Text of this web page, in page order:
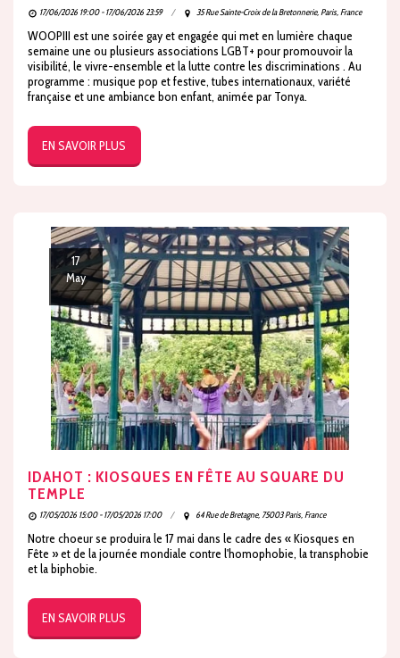
17/06/2026 19:00 - 17/06/2026 23:59 35 Rue Sainte-Croix de la Bretonnerie, Paris, France
WOOPIII est une soirée gay et engagée qui met en lumière chaque
semaine une ou plusieurs associations LGBT+ pour promouvoir la
visibilité, le vivre-ensemble et la lutte contre les discriminations . Au
programme : musique pop et festive, tubes internationaux, variété
française et une ambiance bon enfant, animée par Tonya.
EN SAVOIR PLUS
17
May
IDAHOT : KIOSQUES EN FÊTE AU SQUARE DU
TEMPLE
17/05/2026 15:00 - 17/05/2026 17:00 64 Rue de Bretagne, 75003 Paris, France
Notre choeur se produira le 17 mai dans le cadre des « Kiosques en
Fête » et de la journée mondiale contre l'homophobie, la transphobie
et la biphobie.
EN SAVOIR PLUS